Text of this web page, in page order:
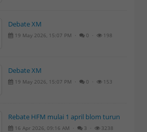
Debate XM
19 May 2026, 15:07 PM · 0 · 198
Debate XM
19 May 2026, 15:07 PM · 0 · 153
Rebate HFM mulai 1 april blom turun
16 Apr 2026, 09:16 AM · 3 · 3238